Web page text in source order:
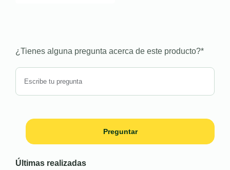
¿Tienes alguna pregunta acerca de este producto?*
Preguntar
Últimas realizadas